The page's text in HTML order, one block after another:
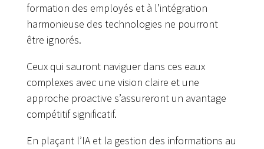
formation des employés et à l’intégration
harmonieuse des technologies ne pourront
être ignorés.
Ceux qui sauront naviguer dans ces eaux
complexes avec une vision claire et une
approche proactive s’assureront un avantage
compétitif significatif.
En plaçant l’IA et la gestion des informations au